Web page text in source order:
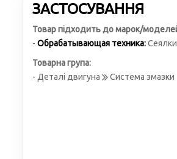
ЗАСТОСУВАННЯ
Товар підходить до марок/
- Обрабатывающая техника:Сеялки
Товарна група:
- Деталі двигуна
Система змазки